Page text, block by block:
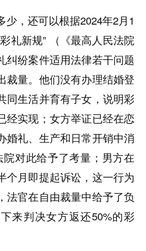
少，还可以根据2024年2月1
礼新规” （《最高人民法院
纠纷案件适用法律若干问题
裁量。他们没有办理结婚登
同生活并育有子女，说明彩
经实现；女方举证已经在恋
婚礼、生产和日常开销中消
对此给予了考量；男方在
个月即提起诉讼，这一行为
法官在自由裁量中给予了负
来判决女方返还50%的彩